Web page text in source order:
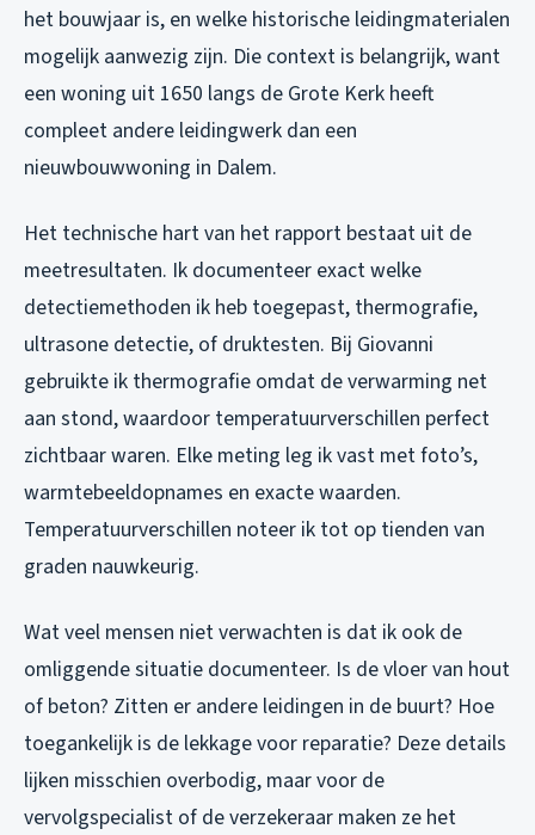
het bouwjaar is, en welke historische leidingmaterialen
mogelijk aanwezig zijn. Die context is belangrijk, want
een woning uit 1650 langs de Grote Kerk heeft
compleet andere leidingwerk dan een
nieuwbouwwoning in Dalem.
Het technische hart van het rapport bestaat uit de
meetresultaten. Ik documenteer exact welke
detectiemethoden ik heb toegepast, thermografie,
ultrasone detectie, of druktesten. Bij Giovanni
gebruikte ik thermografie omdat de verwarming net
aan stond, waardoor temperatuurverschillen perfect
zichtbaar waren. Elke meting leg ik vast met foto’s,
warmtebeeldopnames en exacte waarden.
Temperatuurverschillen noteer ik tot op tienden van
graden nauwkeurig.
Wat veel mensen niet verwachten is dat ik ook de
omliggende situatie documenteer. Is de vloer van hout
of beton? Zitten er andere leidingen in de buurt? Hoe
toegankelijk is de lekkage voor reparatie? Deze details
lijken misschien overbodig, maar voor de
vervolgspecialist of de verzekeraar maken ze het